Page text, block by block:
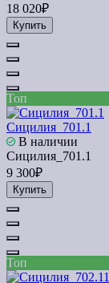
18 020₽
Купить
Топ
Сицилия_701.1
В наличии
Сицилия_701.1
9 300₽
Купить
Топ